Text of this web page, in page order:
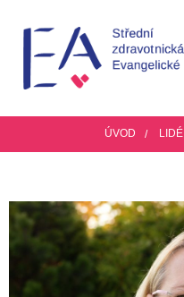
ÚVOD LIDÉ